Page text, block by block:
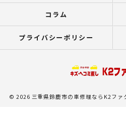
コラム
プライバシーポリシー
© 2026 三重県鈴鹿市の車修理ならK2ファ